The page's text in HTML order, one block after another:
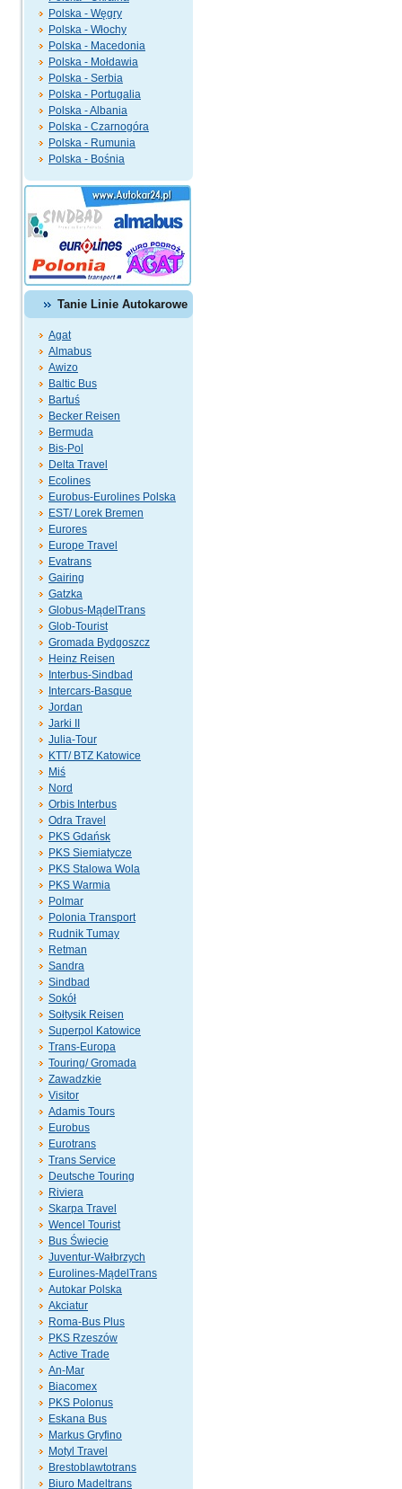
Polska - Węgry
Polska - Włochy
Polska - Macedonia
Polska - Mołdawia
Polska - Serbia
Polska - Portugalia
Polska - Albania
Polska - Czarnogóra
Polska - Rumunia
Polska - Bośnia
Tanie Linie Autokarowe
Agat
Almabus
Awizo
Baltic Bus
Bartuś
Becker Reisen
Bermuda
Bis-Pol
Delta Travel
Ecolines
Eurobus-Eurolines Polska
EST/ Lorek Bremen
Eurores
Europe Travel
Evatrans
Gairing
Gatzka
Globus-MądelTrans
Glob-Tourist
Gromada Bydgoszcz
Heinz Reisen
Interbus-Sindbad
Intercars-Basque
Jordan
Jarki II
Julia-Tour
KTT/ BTZ Katowice
Miś
Nord
Orbis Interbus
Odra Travel
PKS Gdańsk
PKS Siemiatycze
PKS Stalowa Wola
PKS Warmia
Polmar
Polonia Transport
Rudnik Tumay
Retman
Sandra
Sindbad
Sokół
Sołtysik Reisen
Superpol Katowice
Trans-Europa
Touring/ Gromada
Zawadzkie
Visitor
Adamis Tours
Eurobus
Eurotrans
Trans Service
Deutsche Touring
Riviera
Skarpa Travel
Wencel Tourist
Bus Świecie
Juventur-Wałbrzych
Eurolines-MądelTrans
Autokar Polska
Akciatur
Roma-Bus Plus
PKS Rzeszów
Active Trade
An-Mar
Biacomex
PKS Polonus
Eskana Bus
Markus Gryfino
Motyl Travel
Brestoblawtotrans
Biuro Madeltrans